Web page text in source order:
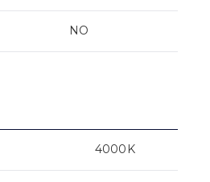
NO
4000K